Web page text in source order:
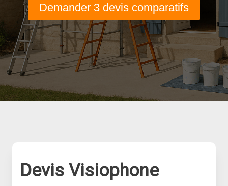
Demander 3 devis comparatifs
Devis Visiophone